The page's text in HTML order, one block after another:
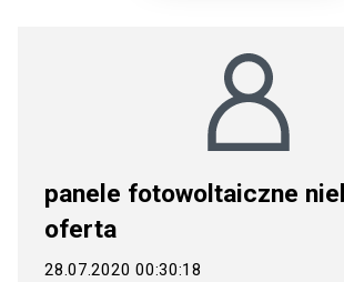
panele fotowoltaiczne
oferta
28.07.2020 00:30:18